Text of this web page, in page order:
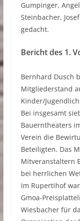
Gumpinger,
Steinbacher,
gedacht.
Bericht des 1.
Bernhard Dusch
Mitgliederstand
Kinder/
Bei insgesamt
Bauerntheaters
Verein die
Beteiligten. Das
Mitveranstaltern
bei herrlichen
Im Rupertihof
Gmoa-
Wiesbacher für